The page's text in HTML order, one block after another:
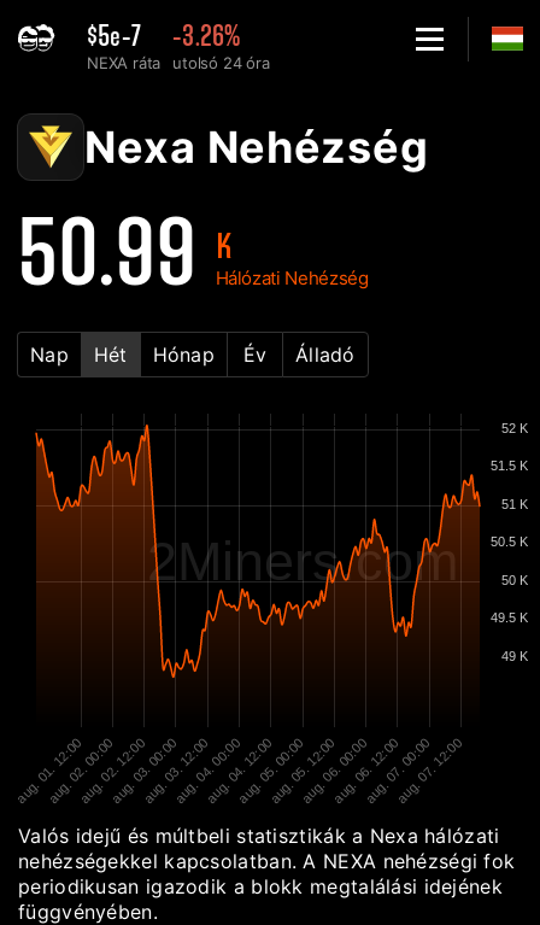
$5e-7
NEXA ráta
-3.26%
utolsó 24 óra
Nexa Hálózati nehézség diagram - 2Miners
Nexa Nehézség
50.99 K
Hálózati Nehézség
Nap Hét Hónap Év Álladó
2Miners.com
aug. 01. 12:00
aug. 02. 00:00
aug. 02. 12:00
aug. 03. 00:00
aug. 03. 12:00
aug. 04. 00:00
aug. 04. 12:00
aug. 05. 00:00
aug. 05. 12:00
aug. 06. 00:00
aug. 06. 12:00
aug. 07. 00:00
aug. 07. 12:00
49 K
49.5 K
50 K
50.5 K
51 K
51.5 K
52 K
Valós idejű és múltbeli statisztikák a Nexa hálózati
nehézségekkel kapcsolatban. A NEXA nehézségi fok
periodikusan igazodik a blokk megtalálási idejének
függvényében.